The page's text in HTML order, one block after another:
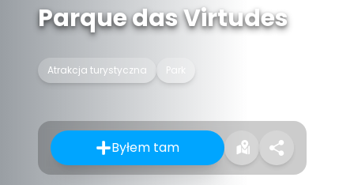
Parque das Virtudes
Atrakcja turystyczna Park
Byłem tam